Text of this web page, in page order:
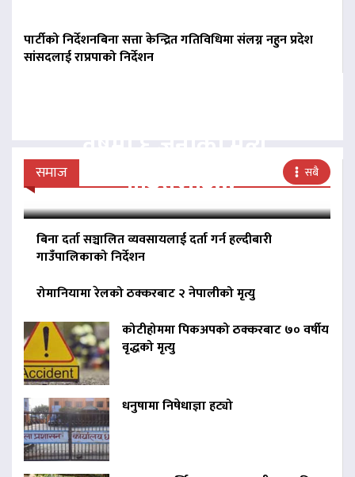
पार्टीको निर्देशनबिना सत्ता केन्द्रित गतिविधिमा संलग्न नहुन प्रदेश
सांसदलाई राप्रपाको निर्देशन
समाज सबै
पीडितलाई…
बिना दर्ता सञ्चालित व्यवसायलाई दर्ता गर्न हल्दीबारी
गाउँपालिकाको निर्देशन
रोमानियामा रेलको ठक्करबाट २ नेपालीको मृत्यु
कोटीहोममा पिकअपको ठक्करबाट ७० वर्षीय
वृद्धको मृत्यु
धनुषामा निषेधाज्ञा हट्यो